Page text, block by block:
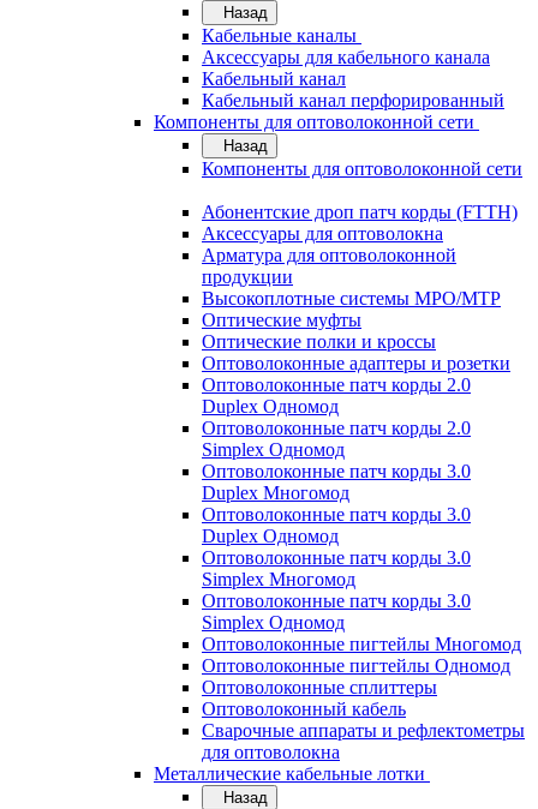
Назад
Кабельные каналы
Аксессуары для кабельного канала
Кабельный канал
Кабельный канал перфорированный
Компоненты для оптоволоконной сети
Назад
Компоненты для оптоволоконной сети
Абонентские дроп патч корды (FTTH)
Аксессуары для оптоволокна
Арматура для оптоволоконной
продукции
Высокоплотные системы MPO/MTP
Оптические муфты
Оптические полки и кроссы
Оптоволоконные адаптеры и розетки
Оптоволоконные патч корды 2.0
Duplex Одномод
Оптоволоконные патч корды 2.0
Simplex Одномод
Оптоволоконные патч корды 3.0
Duplex Многомод
Оптоволоконные патч корды 3.0
Duplex Одномод
Оптоволоконные патч корды 3.0
Simplex Многомод
Оптоволоконные патч корды 3.0
Simplex Одномод
Оптоволоконные пигтейлы Многомод
Оптоволоконные пигтейлы Одномод
Оптоволоконные сплиттеры
Оптоволоконный кабель
Сварочные аппараты и рефлектометры
для оптоволокна
Металлические кабельные лотки
Назад